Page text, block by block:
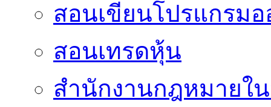
สอนเขียนโปรแกรม
สอนเทรดหุ้น
สำนักงานกฎหมายใ